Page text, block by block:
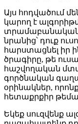
Այս հոդվածում
կարող է
տրամաբանական
նրանից՝ դուք
հարստացնել իր
ծրագիրը, թե
հաշվողական
գործնական
օրինակներ,
հետաքրքիր
Եկեք սուզվենք